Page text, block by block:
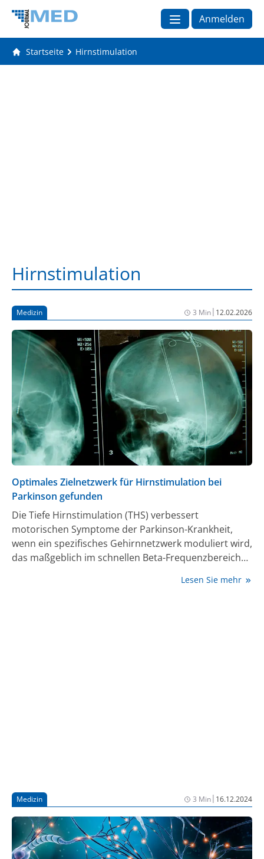
Anmelden
Startseite Hirnstimulation
Hirnstimulation
Medizin 3 Min| 12.02.2026
Optimales Zielnetzwerk für Hirnstimulation bei
Parkinson gefunden
Die Tiefe Hirnstimulation (THS) verbessert
motorischen Symptome der Parkinson-Krankheit,
wenn ein spezifisches Gehirnnetzwerk moduliert wird,
das maßgeblich im schnellen Beta-Frequenzbereich
Lesen Sie mehr
Medizin 3 Min| 16.12.2024